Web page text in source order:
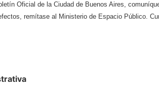
Oficial de la Ciudad de Buenos Aires,
remítase al Ministerio de Espacio Público.